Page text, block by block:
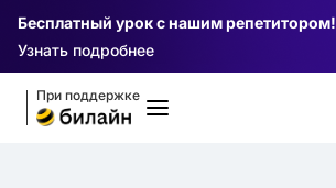
Бесплатный урок с нашим репетитором!
Узнать подробнее
При поддержке